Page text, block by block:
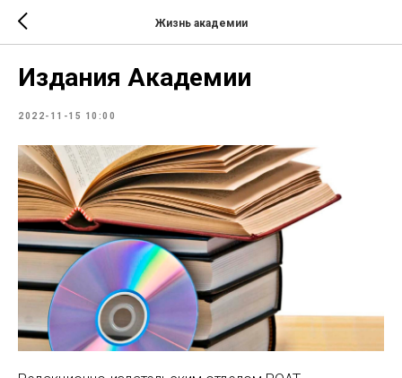
Жизнь академии
Издания Академии
2022-11-15 10:00